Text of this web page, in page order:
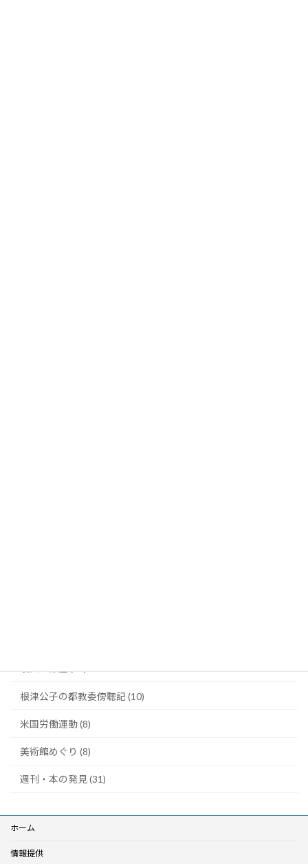
根津公子の都教委傍聴記 (10)
米国労働運動 (8)
美術館めぐり (8)
週刊・本の発見 (31)
ホーム
情報提供